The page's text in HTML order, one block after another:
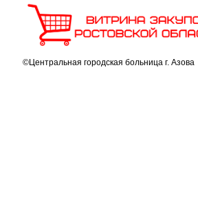
©Центральная городская больница г. Азова